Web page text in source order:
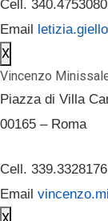
Cell. 340.4753080
Email
X
Vincenzo
Piazza di Villa
00165 – Roma
Cell. 339.3328176
Email